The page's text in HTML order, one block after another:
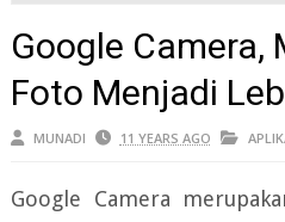
Google Camera,
Foto Menjadi
MUNADI 11 YEARS AGO
Google Camera